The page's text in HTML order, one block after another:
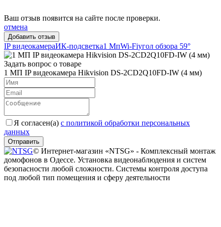
Ваш отзыв появится на сайте после проверки.
отмена
IP видеокамераИК-подсветка1 МпWi-Fiугол обзора 59°
Задать вопрос о товаре
1 МП IP видеокамера Hikvision DS-2CD2Q10FD-IW (4 мм)
Я согласен(a) с политикой обработки персональных
данных
Отправить
© Интернет-магазин «NTSG» - Комплексный монтаж
домофонов в Одессе. Установка видеонаблюдения и систем
безопасности любой сложности. Системы контроля доступа
под любой тип помещения и сферу деятельности